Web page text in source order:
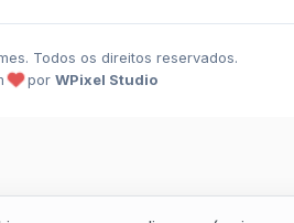
Todos os direitos reservados.
por WPixel Studio